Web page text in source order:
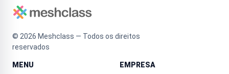
© 2026 Meshclass — Todos os direitos
reservados
MENU EMPRESA